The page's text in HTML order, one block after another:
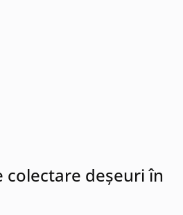
colectare deșeuri în